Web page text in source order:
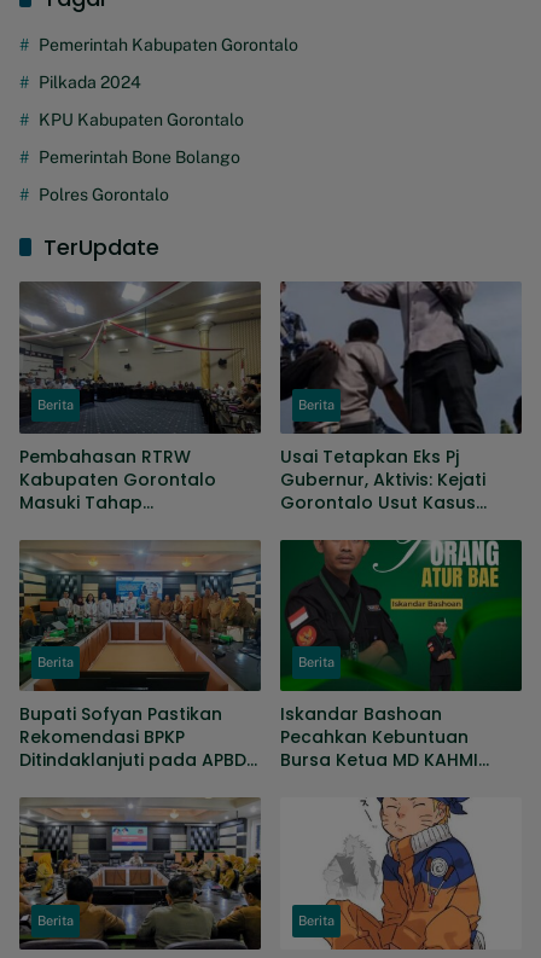
Pemerintah Kabupaten Gorontalo
Pilkada 2024
KPU Kabupaten Gorontalo
Pemerintah Bone Bolango
Polres Gorontalo
TerUpdate
Berita
Pembahasan RTRW
Kabupaten Gorontalo
Masuki Tahap
Persoalan Masih Dibahas
Berita
Usai Tetapkan Eks Pj
Gubernur, Aktivis: Kejati
Gorontalo Usut Kasus
DPRD
Berita
Bupati Sofyan Pastikan
Rekomendasi BPKP
Ditindaklanjuti pada APBD
Berita
Iskandar Bashoan
Pecahkan Kebuntuan
Bursa Ketua MD KAHMI
Jelang Musda
Berita Berita